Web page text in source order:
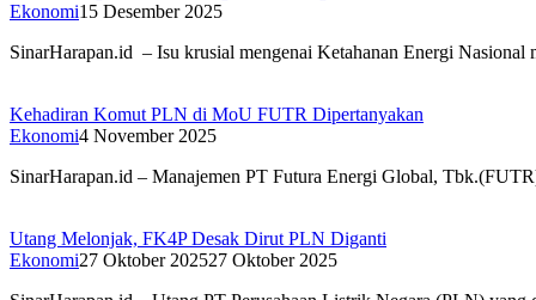
Ekonomi15 Desember 2025
SinarHarapan.id – Isu krusial mengenai Ketahanan Energi
Kehadiran Komut PLN di MoU FUTR Dipertanyakan
Ekonomi4 November 2025
SinarHarapan.id – Manajemen PT Futura Energi Global,
Utang Melonjak, FK4P Desak Dirut PLN Diganti
Ekonomi27 Oktober 202527 Oktober 2025